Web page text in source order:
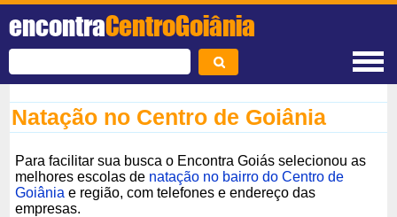
encontraCentroGoiânia
Natação no Centro de Goiânia
Para facilitar sua busca o Encontra Goiás selecionou as
melhores escolas de natação no bairro do Centro de
Goiânia e região, com telefones e endereço das
empresas.